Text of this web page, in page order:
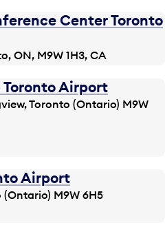
Center Toronto
ON, M9W 1H3, CA
Airport
Toronto (Ontario) M9W
Airport
M9W 6H5